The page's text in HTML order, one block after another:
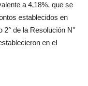
a 4,18%, que se
establecidos en
2° de la Resolución N°
en el